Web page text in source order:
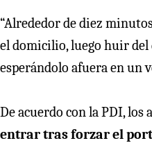
“Alrededor de diez
el domicilio, luego huir
esperándolo afuera en un
De acuerdo con la PDI, los
entrar tras forzar el